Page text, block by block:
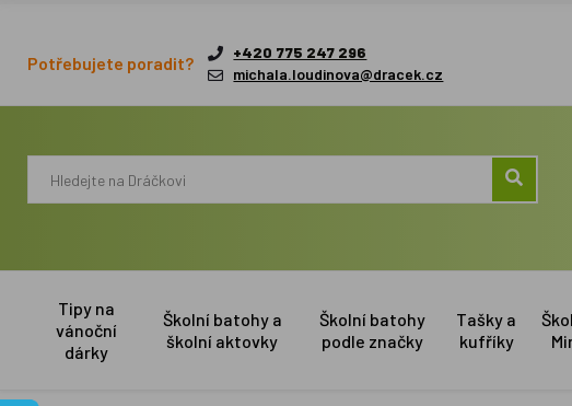
Potřebujete poradit?
+420 775 247 296
michala.loudinova@dracek.cz
Tipy na
vánoční
dárky
Školní batohy a
školní aktovky
Školní batohy
podle značky
Tašky a
kufříky